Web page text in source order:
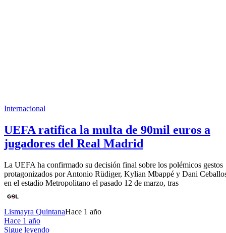
Internacional
UEFA ratifica la multa de 90mil euros a
jugadores del Real Madrid
La UEFA ha confirmado su decisión final sobre los polémicos gestos
protagonizados por Antonio Rüdiger, Kylian Mbappé y Dani
en el estadio Metropolitano el pasado 12 de marzo, tras
Lismayra QuintanaHace 1 año
Hace 1 año
Sigue leyendo